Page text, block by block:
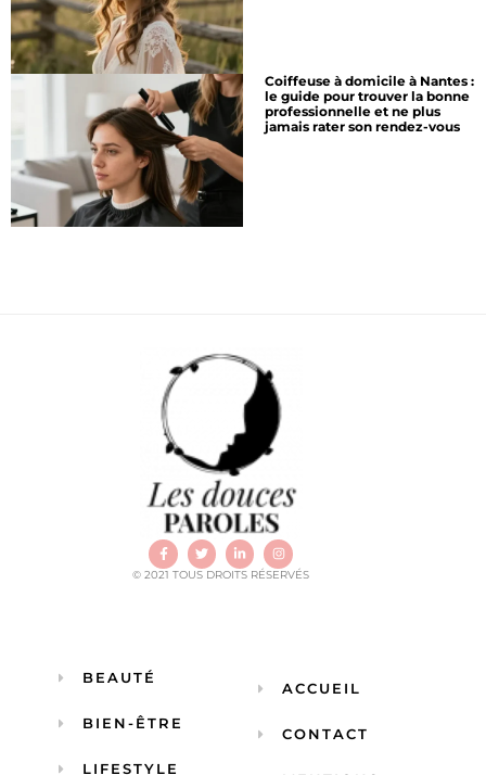
Coiffeuse à domicile à Nantes :
le guide pour trouver la bonne
professionnelle et ne plus
jamais rater son rendez-vous
© 2021 TOUS DROITS RÉSERVÉS
BEAUTÉ
BIEN-ÊTRE
LIFESTYLE
ACCUEIL
CONTACT